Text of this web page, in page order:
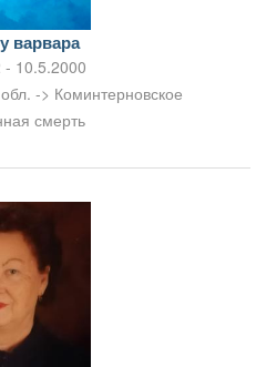
варвара
- 10.5.2000
-> Коминтерновское
смерть